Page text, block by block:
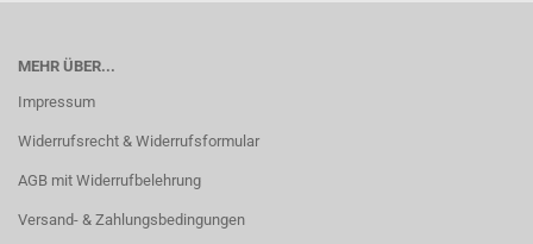
MEHR ÜBER...
Impressum
Widerrufsrecht & Widerrufsformular
AGB mit Widerrufbelehrung
Versand- & Zahlungsbedingungen